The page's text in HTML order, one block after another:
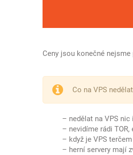
Ceny jsou konečné nejsme
Co na VPS
– nedělat na VPS nic
– nevidíme rádi
– když je VPS
– herní servery mají